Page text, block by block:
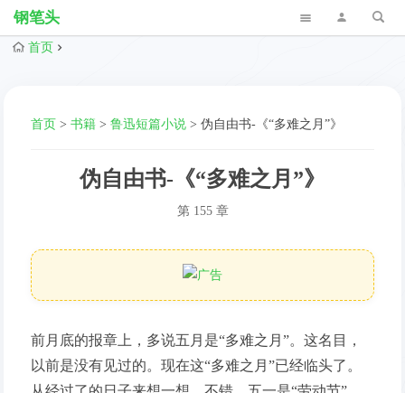
钢笔头
首页
首页 >书籍 >鲁迅短篇小说 >伪自由书-《“多难之月”》
伪自由书-《“多难之月”》
第 155 章
前月底的报章上，多说五月是“多难之月”。这名目，
以前是没有见过的。现在这“多难之月”已经临头了。